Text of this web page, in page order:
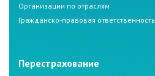
Организации по отраслям
Гражданско-правовая ответственность
Перестрахование